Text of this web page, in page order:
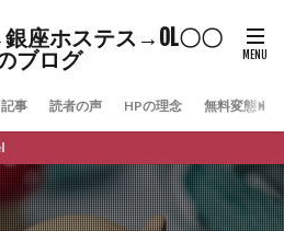
座ホステス→OL〇〇
ブログ
事 読者の声 HPの理念 無料変態メ